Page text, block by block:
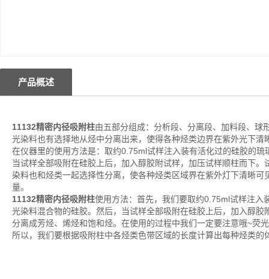
产品概述
11132精密内径吸附柱由五部分组成：分析段、分离段、加料段、球
光染料也有选择地从烃中分离出来，使得各种烃类边界在紫外光下
在仪器里的使用方法是：取约0.75ml试样注入装有活化过的硅胶的
当试样全部吸附在硅胶上后，加入醇胶附试样，加压试样顺柱而下
染料也和烃类一起选择性分离，使各种烃类区域界在紫外灯下清晰
量。
11132精密内径吸附柱使用方法：首先，我们要取约0.75ml试样注入
光染料混合物的硅胶。然后，当试样全部吸附在硅胶上后，加入醇
分离成芳烃、烯烃和饱和烃。在使用的过程中我们一定要注意哦~荧
所以，我们要根据吸附柱中各烃类色带区域的长度计算出每种烃类的